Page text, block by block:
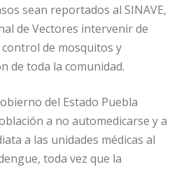
sean reportados al SINAVE,
de Vectores intervenir de
de mosquitos y
de toda la comunidad.
del Estado Puebla
a no automedicarse y a
a las unidades médicas al
toda vez que la